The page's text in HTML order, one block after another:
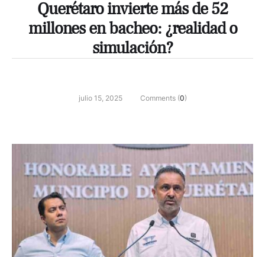
Querétaro invierte más de 52
millones en bacheo: ¿realidad o
simulación?
julio 15, 2025 Comments (0)